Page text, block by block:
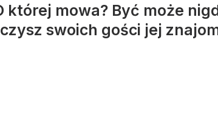
mowa? Być może
swoich gości jej